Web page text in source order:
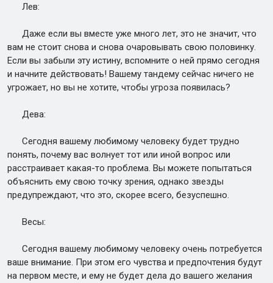
Лев:
Даже если вы вместе уже много лет, это не значит, что
вам не стоит снова и снова очаровывать свою половинку.
Если вы забыли эту истину, вспомните о ней прямо сегодня
и начните действовать! Вашему тандему сейчас ничего не
угрожает, но вы не хотите, чтобы угроза появилась?
Дева:
Сегодня вашему любимому человеку будет трудно
понять, почему вас волнует тот или иной вопрос или
расстраивает какая-то проблема. Вы можете попытаться
объяснить ему свою точку зрения, однако звезды
предупреждают, что это, скорее всего, безуспешно.
Весы:
Сегодня вашему любимому человеку очень потребуется
ваше внимание. При этом его чувства и предпочтения будут
на первом месте, и ему не будет дела до вашего желания